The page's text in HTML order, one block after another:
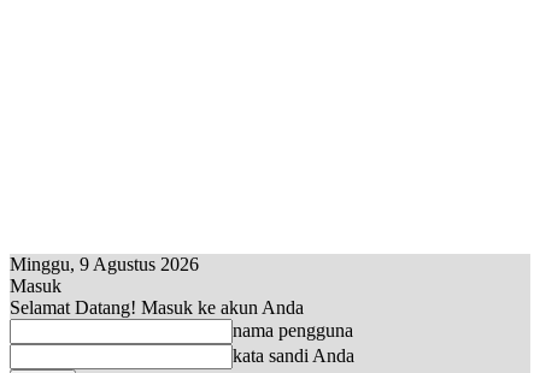
Minggu, 9 Agustus 2026
Masuk
Selamat Datang! Masuk ke akun Anda
nama pengguna
kata sandi Anda